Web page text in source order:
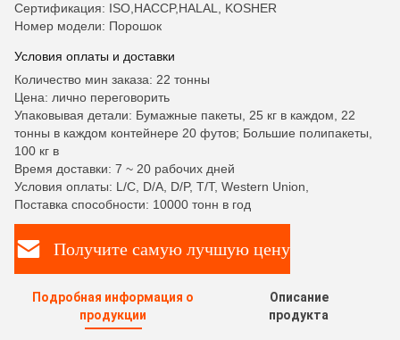
Сертификация: ISO,HACCP,HALAL, KOSHER
Номер модели: Порошок
Условия оплаты и доставки
Количество мин заказа: 22 тонны
Цена: лично переговорить
Упаковывая детали: Бумажные пакеты, 25 кг в каждом, 22
тонны в каждом контейнере 20 футов; Большие полипакеты,
100 кг в
Время доставки: 7 ~ 20 рабочих дней
Условия оплаты: L/C, D/A, D/P, T/T, Western Union,
Поставка способности: 10000 тонн в год
Получите самую лучшую цену
Подробная информация о
продукции
Описание
продукта